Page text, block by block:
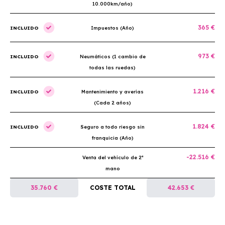
10.000km/año)
INCLUIDO Impuestos (Año) 365 €
INCLUIDO
Neumáticos (1 cambio de
todas las ruedas)
973 €
INCLUIDO
Mantenimiento y averías
(Cada 2 años)
1.216 €
INCLUIDO
Seguro a todo riesgo sin
franquicia (Año)
1.824 €
Venta del vehículo de 2ª
mano
-22.516 €
35.760 € COSTE TOTAL 42.653 €